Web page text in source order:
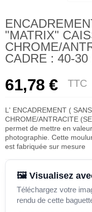
"MATRIX"
CHROME/
CADRE : 40-30
61,78 € TTC
L' ENCADREMENT (
CHROME/ANTRACITE
permet de mettre en
photographie. Cette
est fabriquée sur mesure
🖼️ Visualisez
Téléchargez votre
rendu de cette